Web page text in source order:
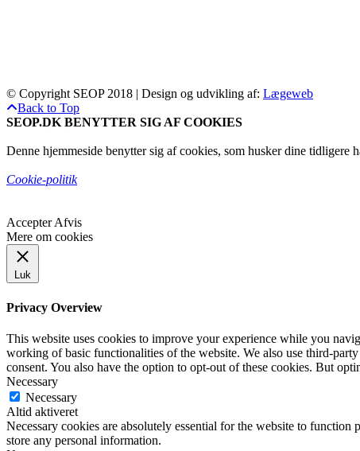
© Copyright SEOP 2018 | Design og udvikling af: Lægeweb
Back to Top
SEOP.DK BENYTTER SIG AF COOKIES
Denne hjemmeside benytter sig af cookies, som husker dine
Cookie-politik
AccepterAfvis
Mere om cookies
Luk
Privacy Overview
This website uses cookies to improve your experience while you
working of basic functionalities of the website. We also use third-
consent. You also have the option to opt-out of these cookies. But
Necessary
Necessary
Altid aktiveret
Necessary cookies are absolutely essential for the website to
store any personal information.